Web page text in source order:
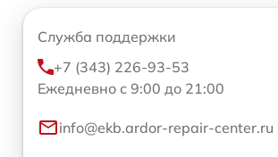
Служба поддержки
+7 (343) 226-93-53
Ежедневно с 9:00 до 21:00
info@ekb.ardor-repair-center.ru